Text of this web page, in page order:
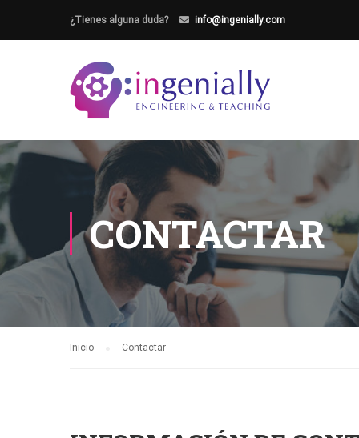
¿Tienes alguna duda? info@ingenially.com
CONTACTAR
Inicio Contactar